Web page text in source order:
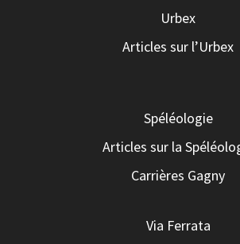
Urbex
Articles sur l’Urbex
Spéléologie
Articles sur la
Carrières Gagny
Via Ferrata